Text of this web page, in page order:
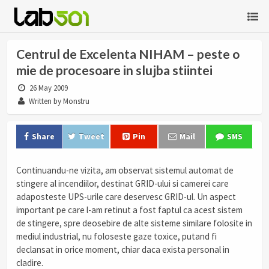
Centrul de Excelenta NIHAM – peste o
mie de procesoare in slujba stiintei
26 May 2009
Written by Monstru
Share Tweet Pin Mail SMS
Continuandu-ne vizita, am observat sistemul automat de
stingere al incendiilor, destinat GRID-ului si camerei care
adaposteste UPS-urile care deservesc GRID-ul. Un aspect
important pe care l-am retinut a fost faptul ca acest sistem
de stingere, spre deosebire de alte sisteme similare folosite in
mediul industrial, nu foloseste gaze toxice, putand fi
declansat in orice moment, chiar daca exista personal in
cladire.